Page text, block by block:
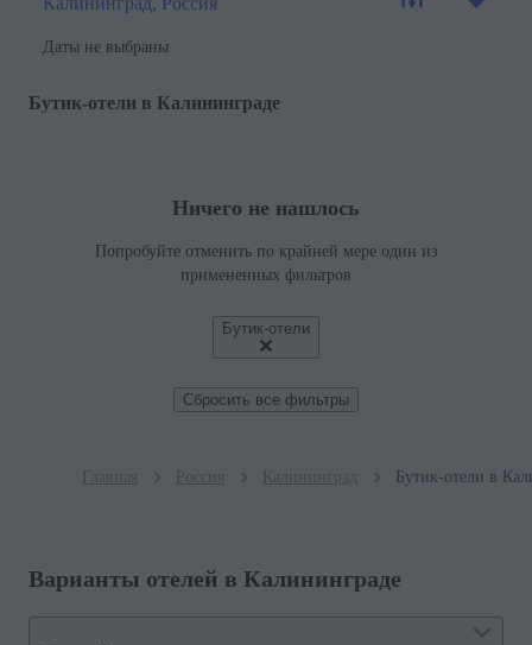
Даты не выбраны
Бутик-отели в Калининграде
Ничего не нашлось
Попробуйте отменить по крайней мере один из
примененных фильтров
Бутик-отели
Сбросить все фильтры
Главная Россия Калининград
Варианты отелей в Калининграде